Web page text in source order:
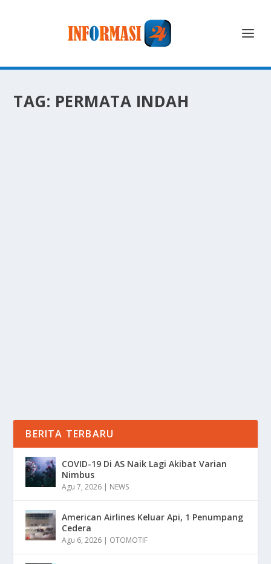
TAG: PERMATA INDAH
BERITA TERBARU
COVID-19 Di AS Naik Lagi Akibat Varian
Nimbus
Agu 7, 2026 | NEWS
American Airlines Keluar Api, 1 Penumpang
Cedera
Agu 6, 2026 | OTOMOTIF